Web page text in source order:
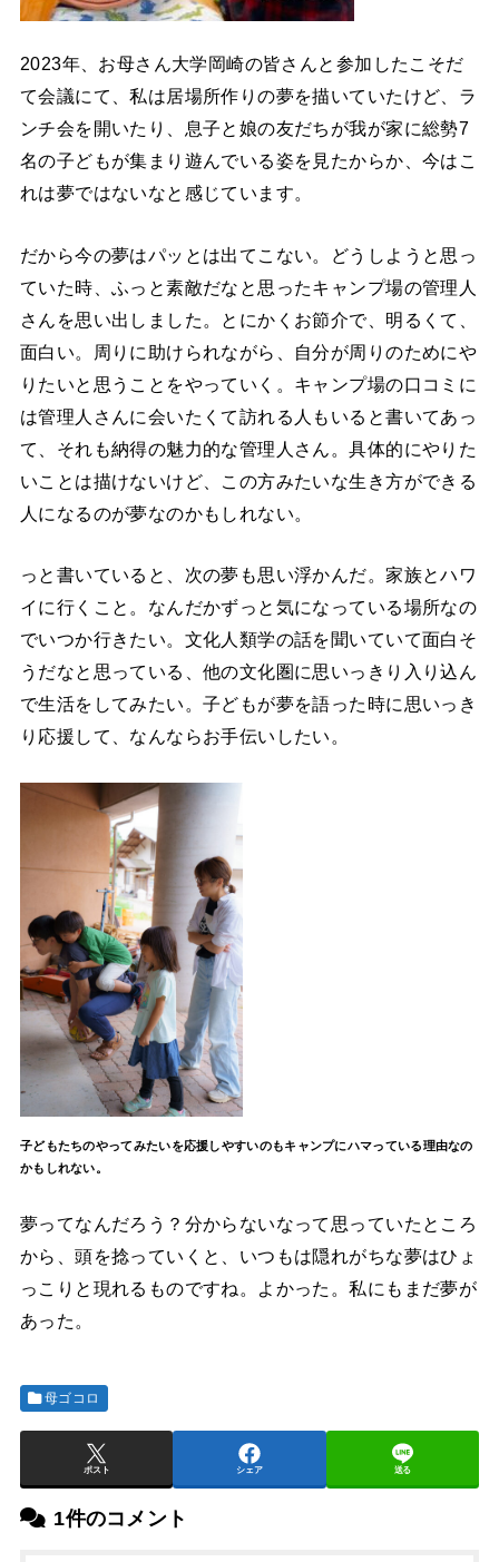
2023年、お母さん大学岡崎の皆さんと参加したこそだ
て会議にて、私は居場所作りの夢を描いていたけど、ラ
ンチ会を開いたり、息子と娘の友だちが我が家に総勢7
名の子どもが集まり遊んでいる姿を見たからか、今はこ
れは夢ではないなと感じています。
だから今の夢はパッとは出てこない。どうしようと思っ
ていた時、ふっと素敵だなと思ったキャンプ場の管理人
さんを思い出しました。とにかくお節介で、明るくて、
面白い。周りに助けられながら、自分が周りのためにや
りたいと思うことをやっていく。キャンプ場の口コミに
は管理人さんに会いたくて訪れる人もいると書いてあっ
て、それも納得の魅力的な管理人さん。具体的にやりた
いことは描けないけど、この方みたいな生き方ができる
人になるのが夢なのかもしれない。
っと書いていると、次の夢も思い浮かんだ。家族とハワ
イに行くこと。なんだかずっと気になっている場所なの
でいつか行きたい。文化人類学の話を聞いていて面白そ
うだなと思っている、他の文化圏に思いっきり入り込ん
で生活をしてみたい。子どもが夢を語った時に思いっき
り応援して、なんならお手伝いしたい。
子どもたちのやってみたいを応援しやすいのもキャンプにハマっている理由なの
かもしれない。
夢ってなんだろう？分からないなって思っていたところ
から、頭を捻っていくと、いつもは隠れがちな夢はひょ
っこりと現れるものですね。よかった。私にもまだ夢が
あった。
母ゴコロ
ポスト シェア 送る
1件のコメント